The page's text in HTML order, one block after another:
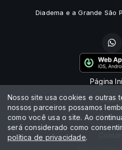
Diadema e a Grande São
Página
Nosso site usa cookies e outras
nossos parceiros possamos
como você usa o site. Ao
será considerado como
política de privacidade.